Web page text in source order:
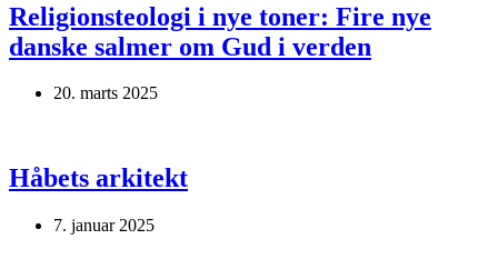
Religionsteologi i nye toner: Fire nye
danske salmer om Gud i verden
20. marts 2025
Håbets arkitekt
7. januar 2025